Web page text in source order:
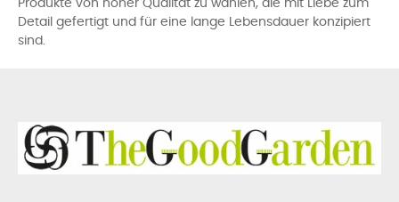
Produkte von hoher Qualität zu wählen, die mit Liebe zum
Detail gefertigt und für eine lange Lebensdauer konzipiert
sind.